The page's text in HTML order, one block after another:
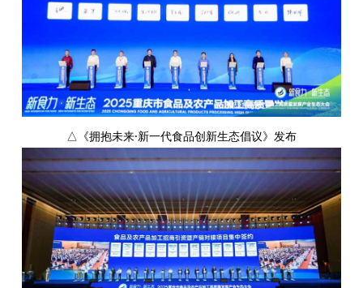
△《拥抱未来·新一代食品创新生态倡议》发布